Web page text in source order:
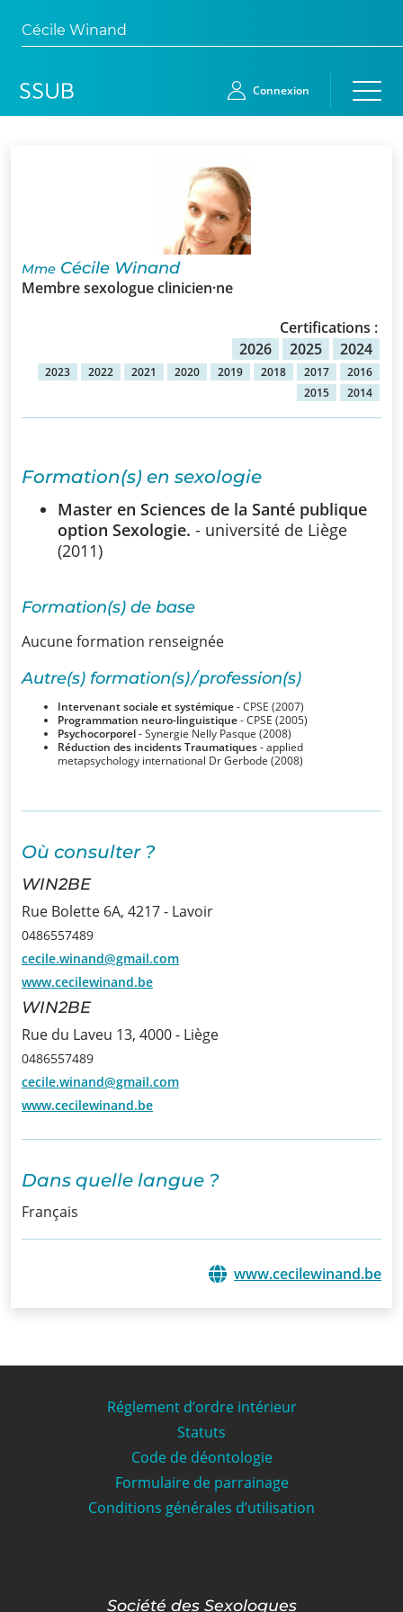
Cécile Winand
d’adhésion
nous?
SSUB
Historique
La
sexologie
Superviseurs
Comités
Comité
d’Ethique et de
Déontologique
Comité
Infos
Informations
Actualités
Formations
Offre
d’emploi/
Stage
Prix
Contact
Connexion
Mme Cécile Winand
Membre sexologue clinicien·ne
Certifications :
2026
2025 2024
2023 2022 2021 2020 2019 2018 2017
2016
2015
2014
Formation(s) en sexologie
Master en Sciences de la Santé publique
option Sexologie. - université de Liège
(2011)
Formation(s) de base
Aucune formation renseignée
Autre(s) formation(s) / profession(s)
Intervenant sociale et systémique- CPSE (2007)
Programmation neuro-linguistique- CPSE (2005)
Psychocorporel- Synergie Nelly Pasque (2008)
Réduction des incidents Traumatiques- applied
metapsychology international Dr Gerbode (2008)
Où consulter ?
WIN2BE
Rue Bolette 6A, 4217 - Lavoir
0486557489
cecile.winand@gmail.com
www.cecilewinand.be
WIN2BE
Rue du Laveu 13, 4000 - Liège
0486557489
cecile.winand@gmail.com
www.cecilewinand.be
Dans quelle langue ?
Français
www.cecilewinand.be
Réglement d’ordre intérieur
Statuts
Code de déontologie
Formulaire de parrainage
Conditions générales d’utilisation
Société des Sexologues